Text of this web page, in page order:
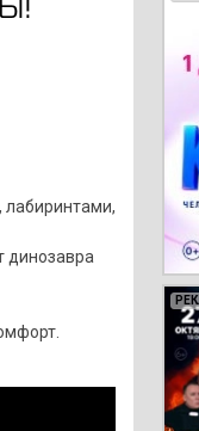
лабиринтами,
динозавра